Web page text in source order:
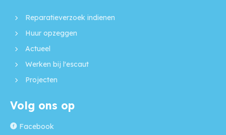
Reparatieverzoek indienen
Huur opzeggen
Actueel
Werken bij l'escaut
Projecten
Volg ons op
Facebook